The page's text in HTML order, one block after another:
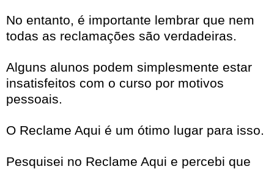
No entanto, é importante lembrar que nem
todas as reclamações são verdadeiras.
Alguns alunos podem simplesmente estar
insatisfeitos com o curso por motivos
pessoais.
O Reclame Aqui é um ótimo lugar para isso.
Pesquisei no Reclame Aqui e percebi que